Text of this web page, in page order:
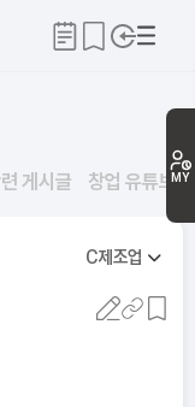
MY
게시글 창업 유튜브
C제조업